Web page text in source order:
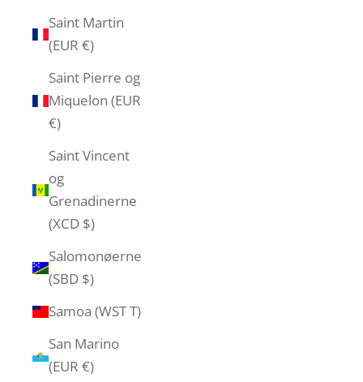
Saint Martin
(EUR €)
Saint Pierre og
Miquelon (EUR
€)
Saint Vincent
og
Grenadinerne
(XCD $)
Salomonøerne
(SBD $)
Samoa (WST T)
San Marino
(EUR €)